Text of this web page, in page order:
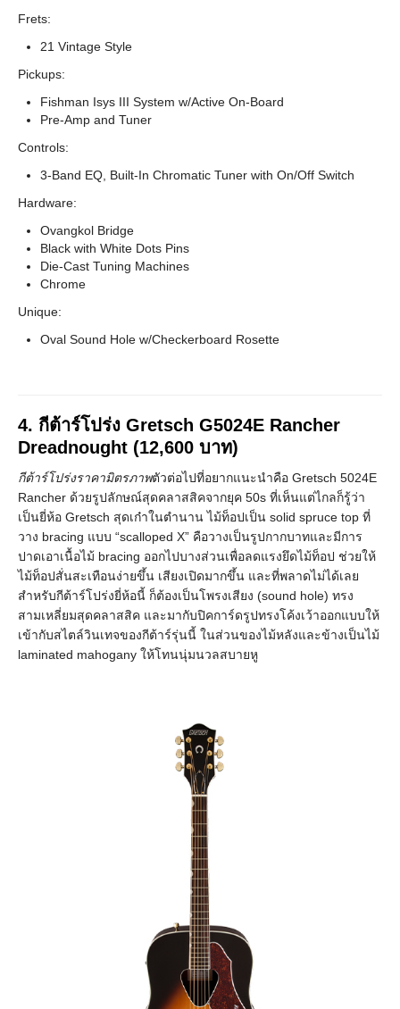
Frets:
21 Vintage Style
Pickups:
Fishman Isys III System w/Active On-Board
Pre-Amp and Tuner
Controls:
3-Band EQ, Built-In Chromatic Tuner with On/Off Switch
Hardware:
Ovangkol Bridge
Black with White Dots Pins
Die-Cast Tuning Machines
Chrome
Unique:
Oval Sound Hole w/Checkerboard Rosette
4. กีต้าร์โปร่ง Gretsch G5024E Rancher
Dreadnought (12,600 บาท)
กีต้าร์โปร่งราคามิตรภาพตัวต่อไปที่อยากแนะนำคือ Gretsch 5024E
Rancher ด้วยรูปลักษณ์สุดคลาสสิคจากยุค 50s ที่เห็นแต่ไกลก็รู้ว่า
เป็นยี่ห้อ Gretsch สุดเก๋าในตำนาน ไม้ท็อปเป็น solid spruce top ที่
วาง bracing แบบ “scalloped X” คือวางเป็นรูปกากบาทและมีการ
ปาดเอาเนื้อไม้ bracing ออกไปบางส่วนเพื่อลดแรงยึดไม้ท็อป ช่วยให้
ไม้ท็อปสั่นสะเทือนง่ายขึ้น เสียงเปิดมากขึ้น และที่พลาดไม่ได้เลย
สำหรับกีต้าร์โปร่งยี่ห้อนี้ ก็ต้องเป็นโพรงเสียง (sound hole) ทรง
สามเหลี่ยมสุดคลาสสิค และมากับปิคการ์ดรูปทรงโค้งเว้าออกแบบให้
เข้ากับสไตล์วินเทจของกีต้าร์รุ่นนี้ ในส่วนของไม้หลังและข้างเป็นไม้
laminated mahogany ให้โทนนุ่มนวลสบายหู